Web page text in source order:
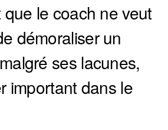
le coach ne veut
démoraliser un
ses lacunes,
important dans le